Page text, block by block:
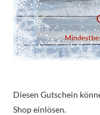
Diesen Gutschein
Shop einlösen.